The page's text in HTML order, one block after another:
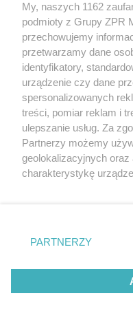
Żaden utwór zamieszczony w
rozpowszechniany lub dalej
tym także elektroniczny lub
eksploatacji w jakiejkolwiek
Internecie bez pisemnej
wykorzystanie utworów w
tzn. bez właściwej zgody,
ścigane prawnie.
©
My, naszych 1162
podmioty z Grupy ZPR
przechowujemy
przetwarzamy dane
identyfikatory,
urządzenie czy dane
spersonalizowanych
treści, pomiar reklam i
ulepszanie usług. Za
Partnerzy możemy
geolokalizacyjnych
charakterystykę
zmienić/wycofać
znajdujący się w lewym
rodzaje przetwarzania
użytkownika, ale masz
przetwarzaniu.
PARTNERZY